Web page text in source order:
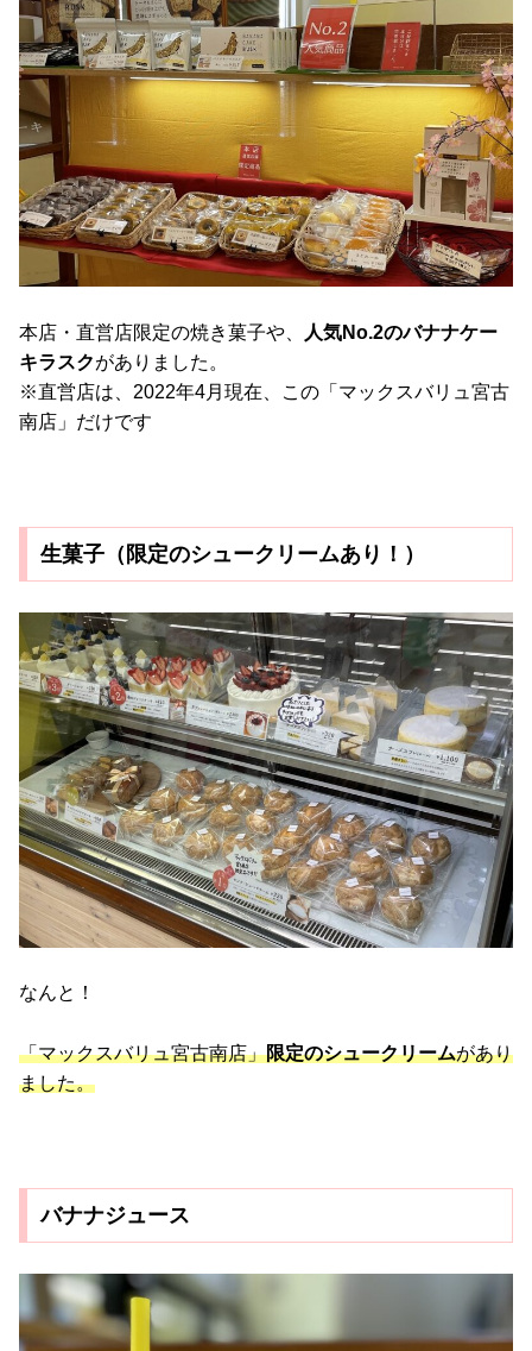
本店・直営店限定の焼き菓子や、
人気No.2のバナナケー
キラスクがありました。
※直営店は、2022年4月現在、この「マックスバリュ宮古
南店」だけです
生菓子（限定のシュークリームあり！）
なんと！
「マックスバリュ宮古南店」限定のシュークリームがあり
ました。
バナナジュース